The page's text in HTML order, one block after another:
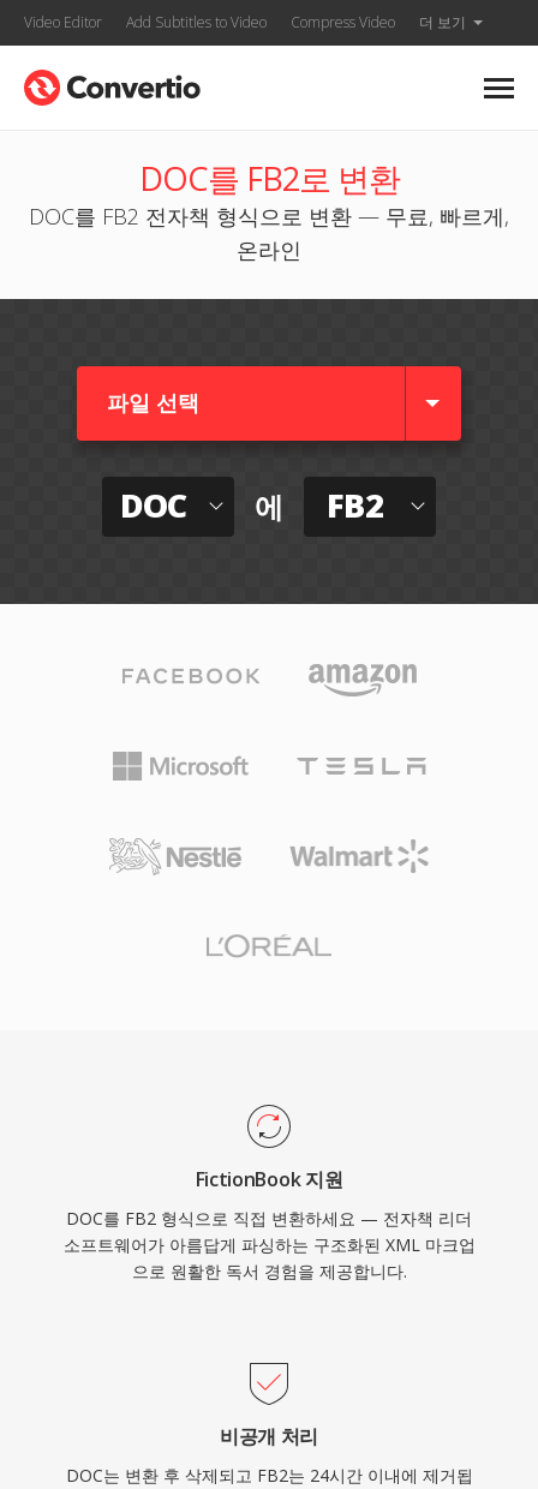
Video Editor Add Subtitles to Video Compress Video 더 보기
DOC를 FB2로 변환
DOC를 FB2 전자책 형식으로 변환 — 무료, 빠르게,
온라인
파일 선택
DOC 에 FB2
FictionBook 지원
DOC를 FB2 형식으로 직접 변환하세요 — 전자책 리더
소프트웨어가 아름답게 파싱하는 구조화된 XML 마크업
으로 원활한 독서 경험을 제공합니다.
비공개 처리
DOC는 변환 후 삭제되고 FB2는 24시간 이내에 제거됩